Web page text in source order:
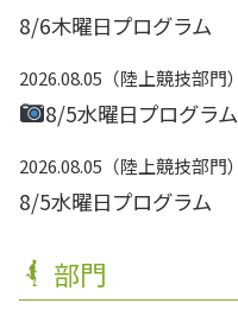
8/6木曜日プログラム
2026.08.05 陸上競技部門
8/5水曜日プログラム
2026.08.05 陸上競技部門
8/5水曜日プログラム
部門